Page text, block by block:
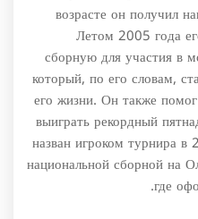
возрасте он получил
Летом 2005 года
сборную для участия в
который, по его словам,
его жизни. Он также
выиграть рекордный
назван игроком турнира
национальной сборной на
где